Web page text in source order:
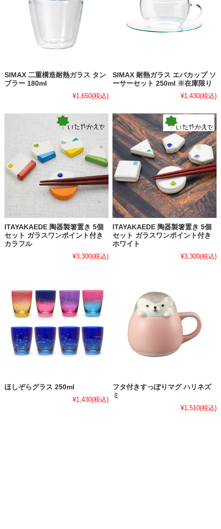
SIMAX 二重構造耐熱ガラス タン
ブラー 180ml
¥1,650(税込)
SIMAX 耐熱ガラス エバカップ ソ
ーサーセット 250ml ※在庫限り
¥1,430(税込)
ITAYAKAEDE 陶器製箸置き 5個
セット ガラスワンポイント付き
カラフル
¥3,300(税込)
ITAYAKAEDE 陶器製箸置き 5個
セット ガラスワンポイント付き
ホワイト
¥3,300(税込)
ほしぞらグラス 250ml
¥1,430(税込)
フタ付きすっぽりマグ ハリネズ
ミ
¥1,510(税込)